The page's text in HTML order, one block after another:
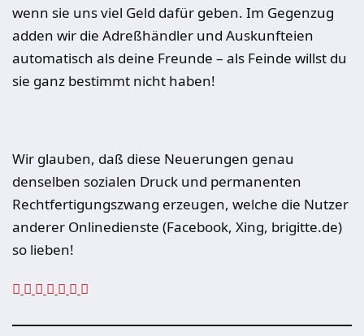
wenn sie uns viel Geld dafür geben. Im Gegenzug
adden wir die Adreßhändler und Auskunfteien
automatisch als deine Freunde – als Feinde willst du
sie ganz bestimmt nicht haben!
Wir glauben, daß diese Neuerungen genau
denselben sozialen Druck und permanenten
Rechtfertigungszwang erzeugen, welche die Nutzer
anderer Onlinedienste (Facebook, Xing, brigitte.de)
so lieben!